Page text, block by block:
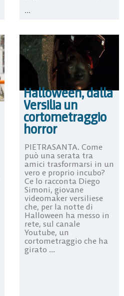
...
Halloween, dalla
Versilia un
cortometraggio
horror
PIETRASANTA. Come
può una serata tra
amici trasformarsi in un
vero e proprio incubo?
Ce lo racconta Diego
Simoni, giovane
videomaker versiliese
che, per la notte di
Halloween ha messo in
rete, sul canale
Youtube, un
cortometraggio che ha
girato ...